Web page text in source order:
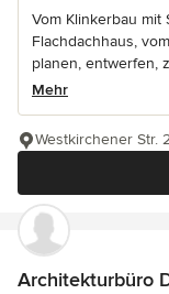
Vom Klinkerbau mit
Flachdachhaus,
planen, entwerfen,
Mehr
Westkirchener Str.
Architekturbüro